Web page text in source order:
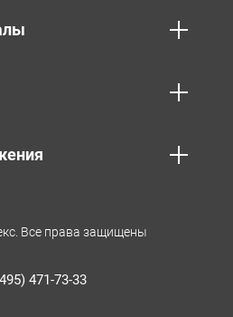
Все права защищены
471-73-33